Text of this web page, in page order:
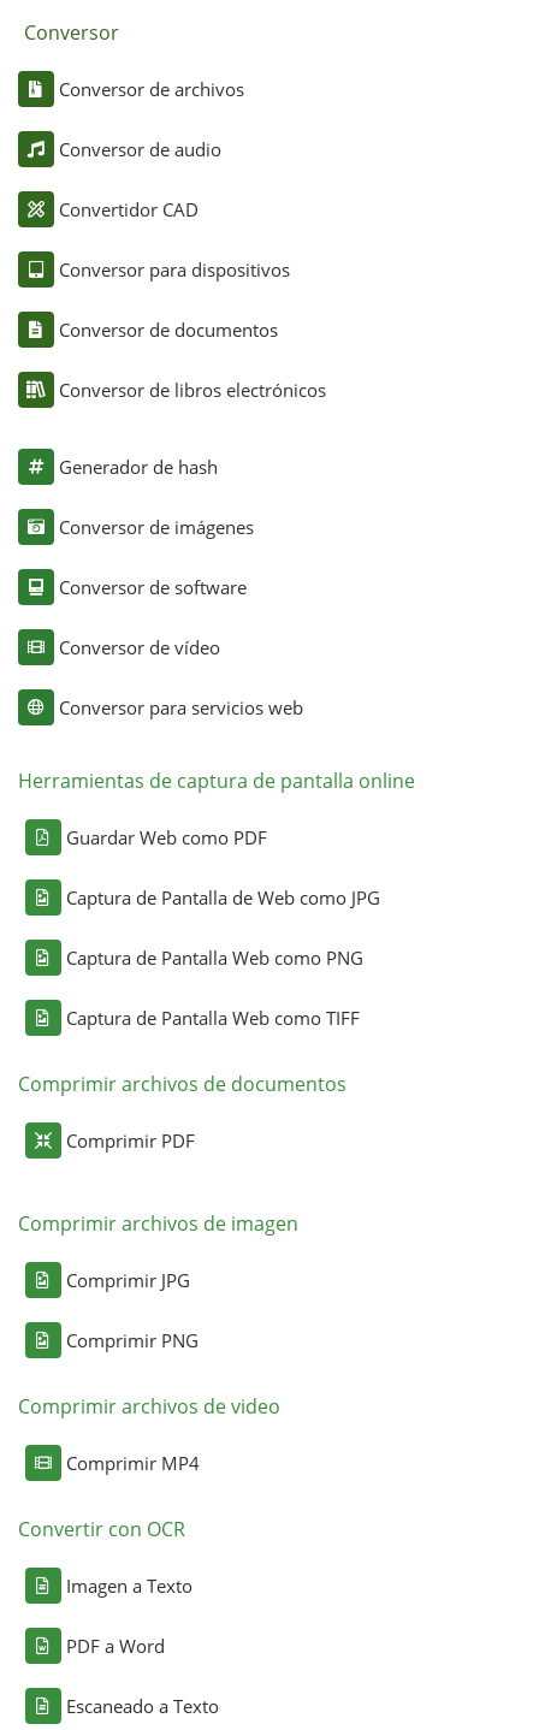
Conversor
Conversor de archivos
Conversor de audio
Convertidor CAD
Conversor para dispositivos
Conversor de documentos
Conversor de libros electrónicos
Generador de hash
Conversor de imágenes
Conversor de software
Conversor de vídeo
Conversor para servicios web
Herramientas de captura de pantalla online
Guardar Web como PDF
Captura de Pantalla de Web como JPG
Captura de Pantalla Web como PNG
Captura de Pantalla Web como TIFF
Comprimir archivos de documentos
Comprimir PDF
Comprimir archivos de imagen
Comprimir JPG
Comprimir PNG
Comprimir archivos de video
Comprimir MP4
Convertir con OCR
Imagen a Texto
PDF a Word
Escaneado a Texto